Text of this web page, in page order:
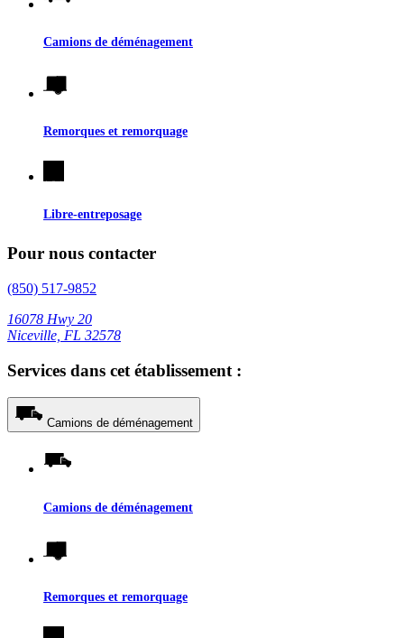
Camions de déménagement
Remorques et remorquage
Libre-entreposage
Pour nous contacter
(850) 517-9852
16078 Hwy 20
Niceville, FL 32578
Services dans cet établissement :
Camions de déménagement
Camions de déménagement
Remorques et remorquage